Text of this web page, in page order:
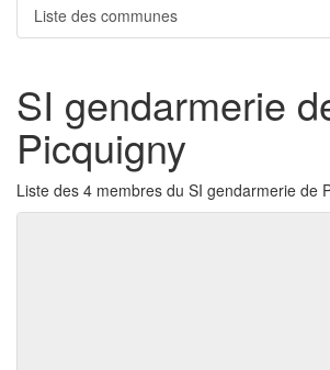
Liste des communes
SI gendarmerie
Picquigny
Liste des 4 membres du SI gendarmerie de